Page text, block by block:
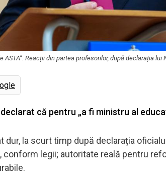
ASTA”. Reacții din partea profesorilor, după declarația lui
că pentru „a fi ministru al
la scurt timp după declarația
conform legii; autoritate reală pentru